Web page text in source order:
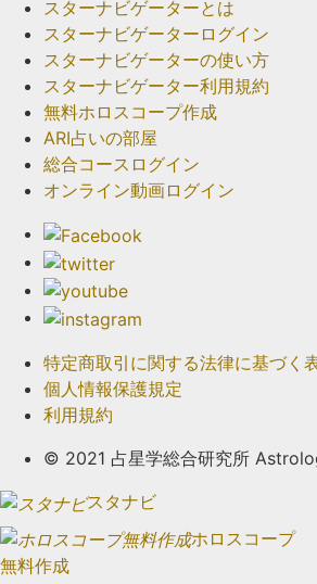
スターナビゲーターとは
スターナビゲーターログイン
スターナビゲーターの使い方
スターナビゲーター利用規約
無料ホロスコープ作成
ARI占いの部屋
総合コースログイン
オンライン動画ログイン
特定商取引に関する法律に基づく
個人情報保護規定
利用規約
© 2021 占星学総合研究所
スタナビ
ホロスコープ
無料作成